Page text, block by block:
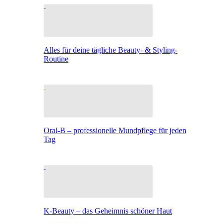
Alles für deine tägliche Beauty- & Styling-
Routine
Oral-B – professionelle Mundpflege für jeden
Tag
K-Beauty – das Geheimnis schöner Haut